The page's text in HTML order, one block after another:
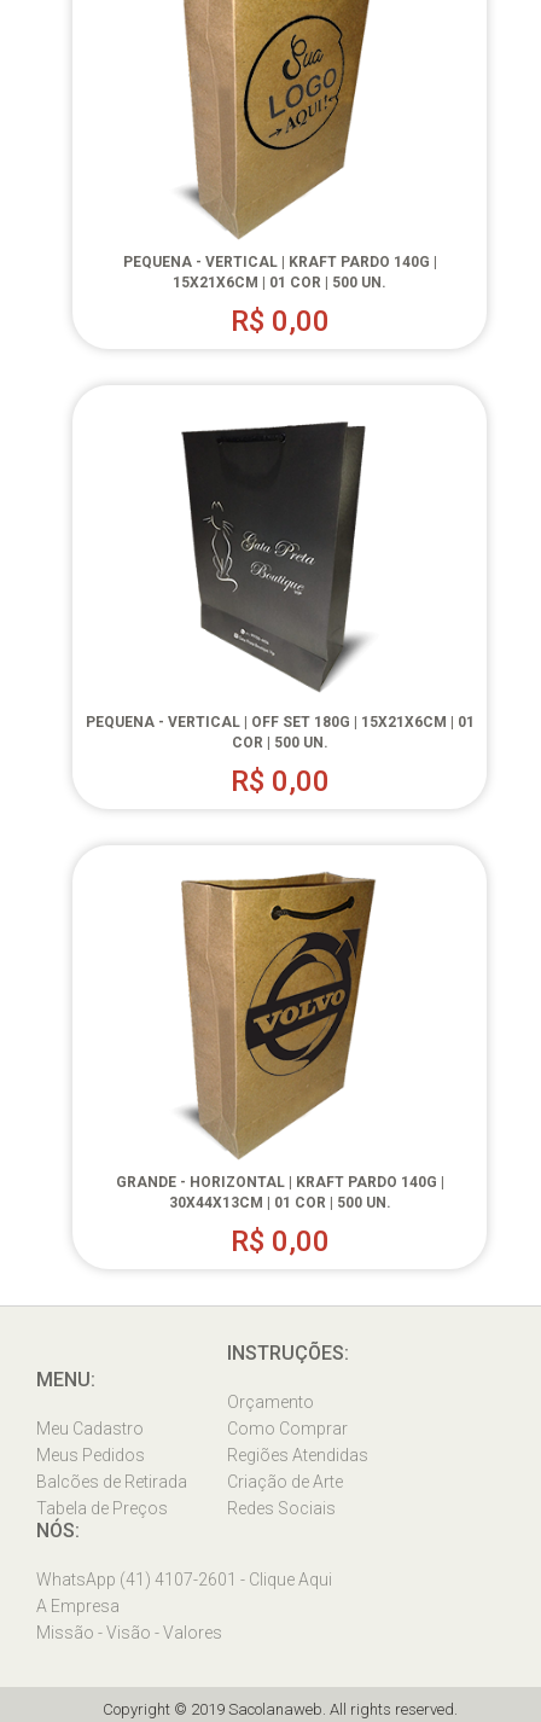
PEQUENA - VERTICAL | KRAFT PARDO 140G |
15X21X6CM | 01 COR | 500 UN.
R$ 0,00
PEQUENA - VERTICAL | OFF SET 180G | 15X21X6CM | 01
COR | 500 UN.
R$ 0,00
GRANDE - HORIZONTAL | KRAFT PARDO 140G |
30X44X13CM | 01 COR | 500 UN.
R$ 0,00
MENU:
Meu Cadastro
Meus Pedidos
Balcões de Retirada
Tabela de Preços
INSTRUÇÕES:
Orçamento
Como Comprar
Regiões Atendidas
Criação de Arte
Redes Sociais
NÓS:
WhatsApp (41) 4107-2601 - Clique Aqui
A Empresa
Missão - Visão - Valores
Copyright © 2019 Sacolanaweb. All rights reserved.